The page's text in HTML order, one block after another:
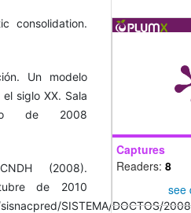
consolidation.
Un modelo
siglo XX. Sala
de 2008
(2008).
de 2010
SISTEMA/DOCTOS/
Captures
Readers: 8
see